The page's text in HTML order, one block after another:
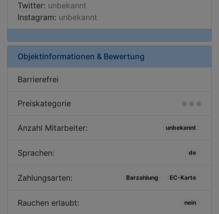
Twitter: unbekannt
Instagram: unbekannt
Objektinformationen & Bewertung
Barrierefrei
Preiskategorie
Anzahl Mitarbeiter: unbekannt
Sprachen: de
Zahlungsarten: Barzahlung EC-Karte
Rauchen erlaubt: nein